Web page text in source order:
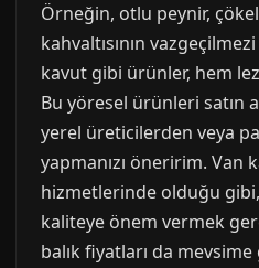
Örneğin, otlu peynir,
kahvaltısının
kavut gibi ürünler, hem
Bu yöresel ürünleri satın
yerel üreticilerden veya
yapmanızı öneririm. Van
hizmetlerinde olduğu gibi,
kaliteye önem vermek
balık fiyatları da